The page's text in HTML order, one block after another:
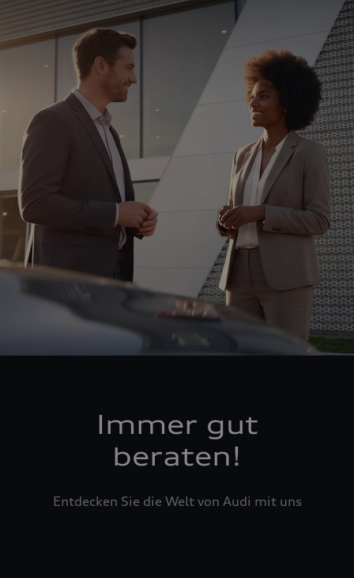
Immer gut
beraten!
Entdecken Sie die Welt von Audi mit uns